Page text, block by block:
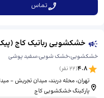
تماس
خشکشویی رباتیک کاج (پیک
خشکشویی،خشک شویی،سفید پوشی
4.8
(
22نفر)
پارکینگ خشکشویی کاج